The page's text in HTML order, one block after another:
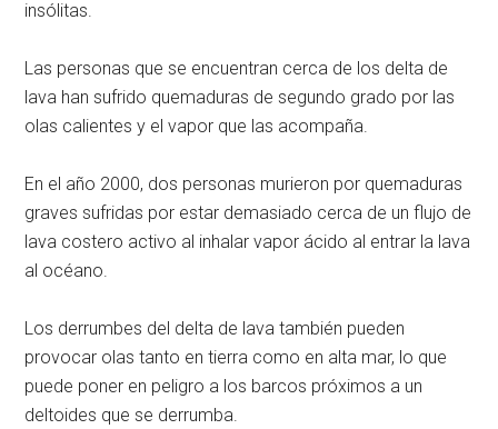
insólitas.
Las personas que se encuentran cerca de los delta de
lava han sufrido quemaduras de segundo grado por las
olas calientes y el vapor que las acompaña.
En el año 2000, dos personas murieron por quemaduras
graves sufridas por estar demasiado cerca de un flujo de
lava costero activo al inhalar vapor ácido al entrar la lava
al océano.
Los derrumbes del delta de lava también pueden
provocar olas tanto en tierra como en alta mar, lo que
puede poner en peligro a los barcos próximos a un
deltoides que se derrumba.